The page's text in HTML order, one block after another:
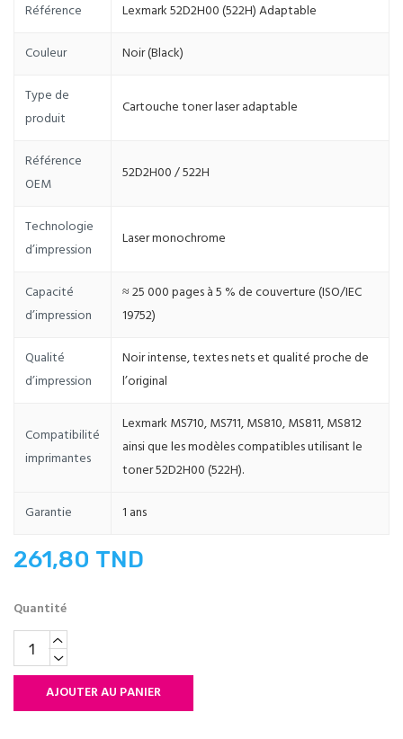
Référence Lexmark 52D2H00 (522H) Adaptable
Couleur Noir (Black)
Type de
produit
Cartouche toner laser adaptable
Référence
OEM
52D2H00 / 522H
Technologie
d’impression
Laser monochrome
Capacité
d’impression
≈ 25 000 pages à 5 % de couverture (ISO/IEC
19752)
Qualité
d’impression
Noir intense, textes nets et qualité proche de
l’original
Compatibilité
imprimantes
Lexmark MS710, MS711, MS810, MS811, MS812
ainsi que les modèles compatibles utilisant le
toner 52D2H00 (522H).
Garantie 1 ans
261,80 TND
Quantité
AJOUTER AU PANIER